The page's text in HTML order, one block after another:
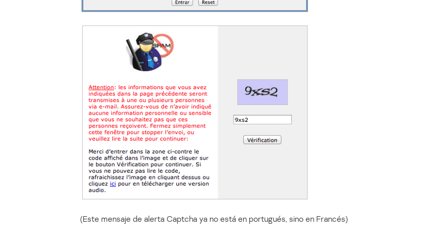
(Este mensaje de alerta Captcha ya no está en portugués, sino en Francés)